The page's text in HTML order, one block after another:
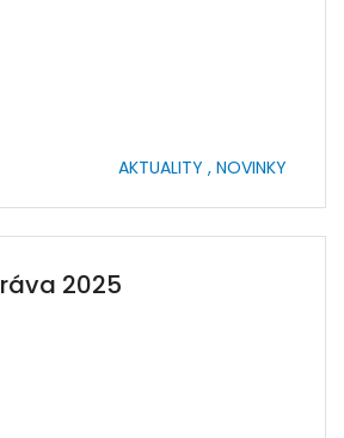
AKTUALITY , NOVINKY
2025